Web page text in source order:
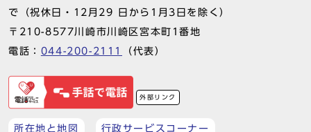
で（祝休日・12月29 日から1月3日を除く）
〒210-8577川崎市川崎区宮本町1番地
電話： 044-200-2111 （代表）
外部リンク
所在地と地図 行政サービスコーナー